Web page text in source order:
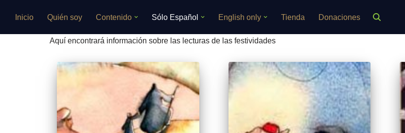
Inicio Quién soy Contenido Sólo Español English only Tienda Donaciones
Aquí encontrará información sobre las lecturas de las festividades